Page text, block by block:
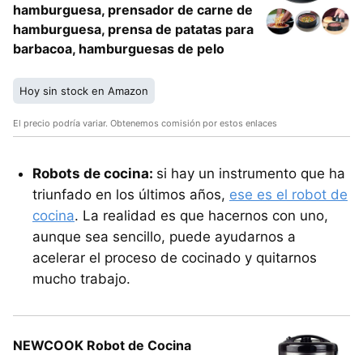
hamburguesa, prensador de carne de
hamburguesa, prensa de patatas para
barbacoa, hamburguesas de pelo
Hoy sin stock en Amazon
El precio podría variar. Obtenemos comisión por estos enlaces
Robots de cocina: si hay un instrumento que ha
triunfado en los últimos años, ese es el robot de
cocina. La realidad es que hacernos con uno,
aunque sea sencillo, puede ayudarnos a
acelerar el proceso de cocinado y quitarnos
mucho trabajo.
NEWCOOK Robot de Cocina